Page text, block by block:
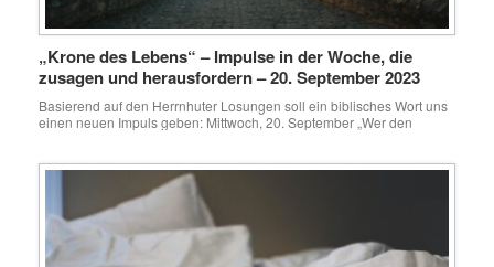
„Krone des Lebens“ – Impulse in der Woche, die
zusagen und herausfordern – 20. September 2023
Basierend auf den Herrnhuter Losungen soll ein biblisches Wort uns
einen neuen Impuls geben: Mittwoch, 20. September „Wer den
Schutz?Ich denke an all die Christen, die in Ländern leben, wo sie
verfolgt werden und immer […]